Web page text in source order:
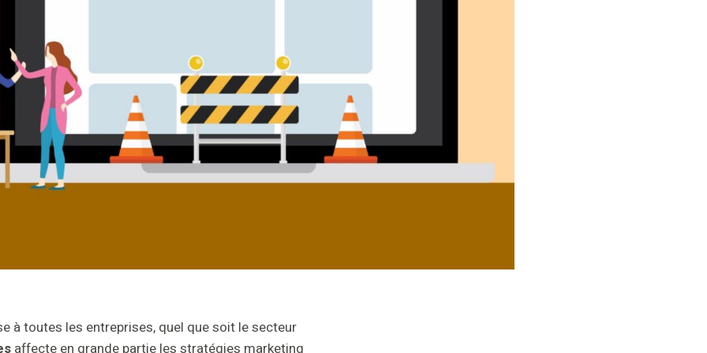
à toutes les entreprises, quel que soit le secteur
affecte en grande partie les stratégies marketing